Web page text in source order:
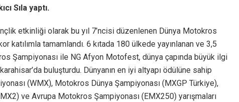
Sıla yaptı.
etkinliği olarak bu yıl 7’ncisi düzenlenen Dünya Motokros
katılımla tamamlandı. 6 kıtada 180 ülkede yayınlanan ve 3,5
Şampiyonası ile NG Afyon Motofest, dünya çapında büyük ilgi
buluşturdu. Dünyanın en iyi altyapı ödülüne sahip
(WMX), Motokros Dünya Şampiyonası (MXGP Türkiye),
ve Avrupa Motokros Şampiyonası (EMX250) yarışmaları